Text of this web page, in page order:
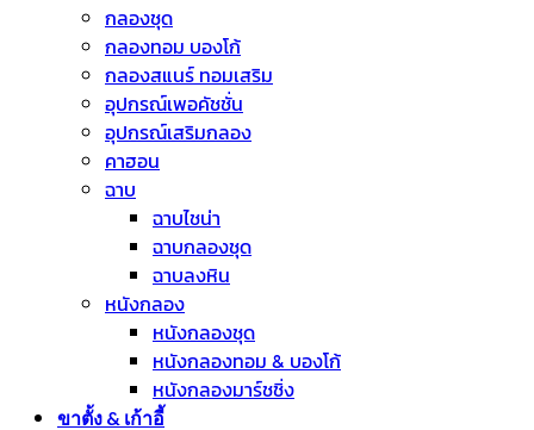
กลองชุด
กลองทอม บองโก้
กลองสแนร์ ทอมเสริม
อุปกรณ์เพอคัชชั่น
อุปกรณ์เสริมกลอง
คาฮอน
ฉาบ
ฉาบไชน่า
ฉาบกลองชุด
ฉาบลงหิน
หนังกลอง
หนังกลองชุด
หนังกลองทอม & บองโก้
หนังกลองมาร์ชชิ่ง
ขาตั้ง & เก้าอี้